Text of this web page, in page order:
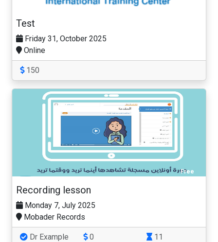
Test
Friday 31, October 2025
Online
150
Free
Recording lesson
Monday 7, July 2025
Mobader Records
Dr Example 0 11